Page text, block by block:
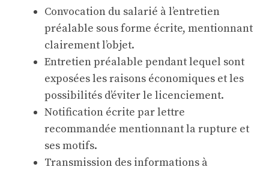
Convocation du salarié à l’entretien
préalable sous forme écrite, mentionnant
clairement l’objet.
Entretien préalable pendant lequel sont
exposées les raisons économiques et les
possibilités d’éviter le licenciement.
Notification écrite par lettre
recommandée mentionnant la rupture et
ses motifs.
Transmission des informations à